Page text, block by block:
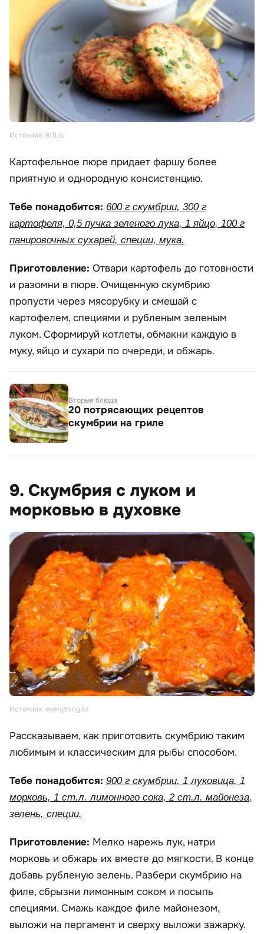
Источник: 9111.ru
Картофельное пюре придает фаршу более
приятную и однородную консистенцию.
Тебе понадобится: 600 г скумбрии, 300 г
картофеля, 0,5 пучка зеленого лука, 1 яйцо, 100 г
панировочных сухарей, специи, мука.
Приготовление: Отвари картофель до готовности
и разомни в пюре. Очищенную скумбрию
пропусти через мясорубку и смешай с
картофелем, специями и рубленым зеленым
луком. Сформируй котлеты, обмакни каждую в
муку, яйцо и сухари по очереди, и обжарь.
Вторые блюда
20 потрясающих рецептов
скумбрии на гриле
9. Скумбрия с луком и
морковью в духовке
Источник: everything.kz
Рассказываем, как приготовить скумбрию таким
любимым и классическим для рыбы способом.
Тебе понадобится: 900 г скумбрии, 1 луковица, 1
морковь, 1 ст.л. лимонного сока, 2 ст.л. майонеза,
зелень, специи.
Приготовление: Мелко нарежь лук, натри
морковь и обжарь их вместе до мягкости. В конце
добавь рубленую зелень. Разбери скумбрию на
филе, сбрызни лимонным соком и посыпь
специями. Смажь каждое филе майонезом,
выложи на пергамент и сверху выложи зажарку.